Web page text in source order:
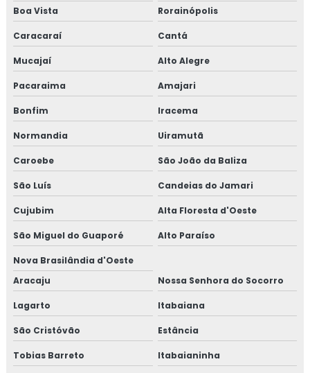
Boa Vista
Rorainópolis
Caracaraí Cantá
Mucajaí Alto Alegre
Pacaraima Amajari
Bonfim Iracema
Normandia Uiramutã
Caroebe São João da Baliza
São Luís Candeias do Jamari
Cujubim Alta Floresta d'Oeste
São Miguel do Guaporé Alto Paraíso
Nova Brasilândia d'Oeste
Aracaju
Nossa Senhora do Socorro
Lagarto Itabaiana
São Cristóvão Estância
Tobias Barreto Itabaianinha